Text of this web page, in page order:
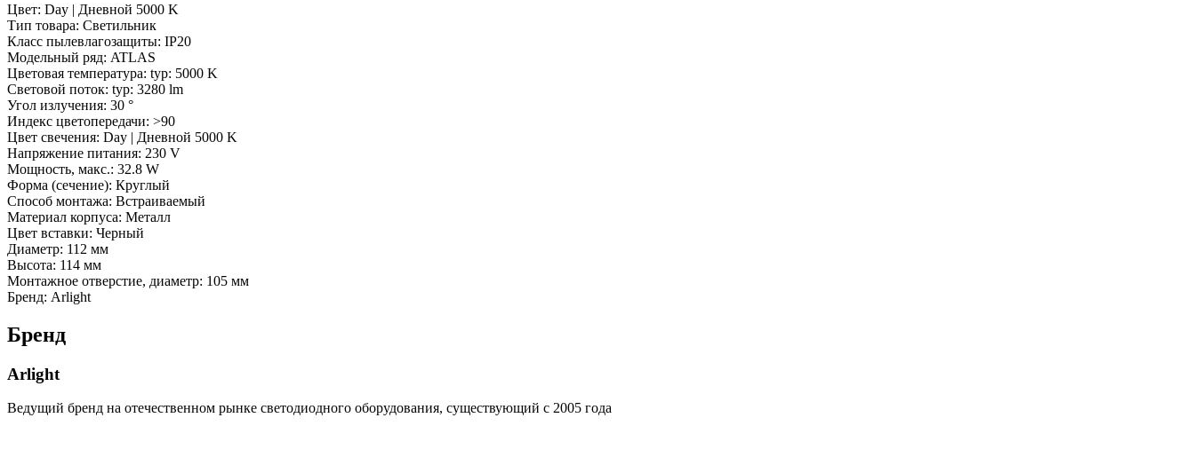
5
лет)
Цвет: Day | Дневной 5000 K
Тип товара: Светильник
Класс пылевлагозащиты: IP20
Модельный ряд: ATLAS
Цветовая температура: typ: 5000 K
Световой поток: typ: 3280 lm
Угол излучения: 30 °
Индекс цветопередачи: >90
Цвет свечения: Day | Дневной 5000 K
Напряжение питания: 230 V
Мощность, макс.: 32.8 W
Форма (сечение): Круглый
Способ монтажа: Встраиваемый
Материал корпуса: Металл
Цвет вставки: Черный
Диаметр: 112 мм
Высота: 114 мм
Монтажное отверстие, диаметр: 105 мм
Бренд: Arlight
Бренд
Arlight
Ведущий бренд на отечественном рынке светодиодного оборудования, существующий с 2005 года